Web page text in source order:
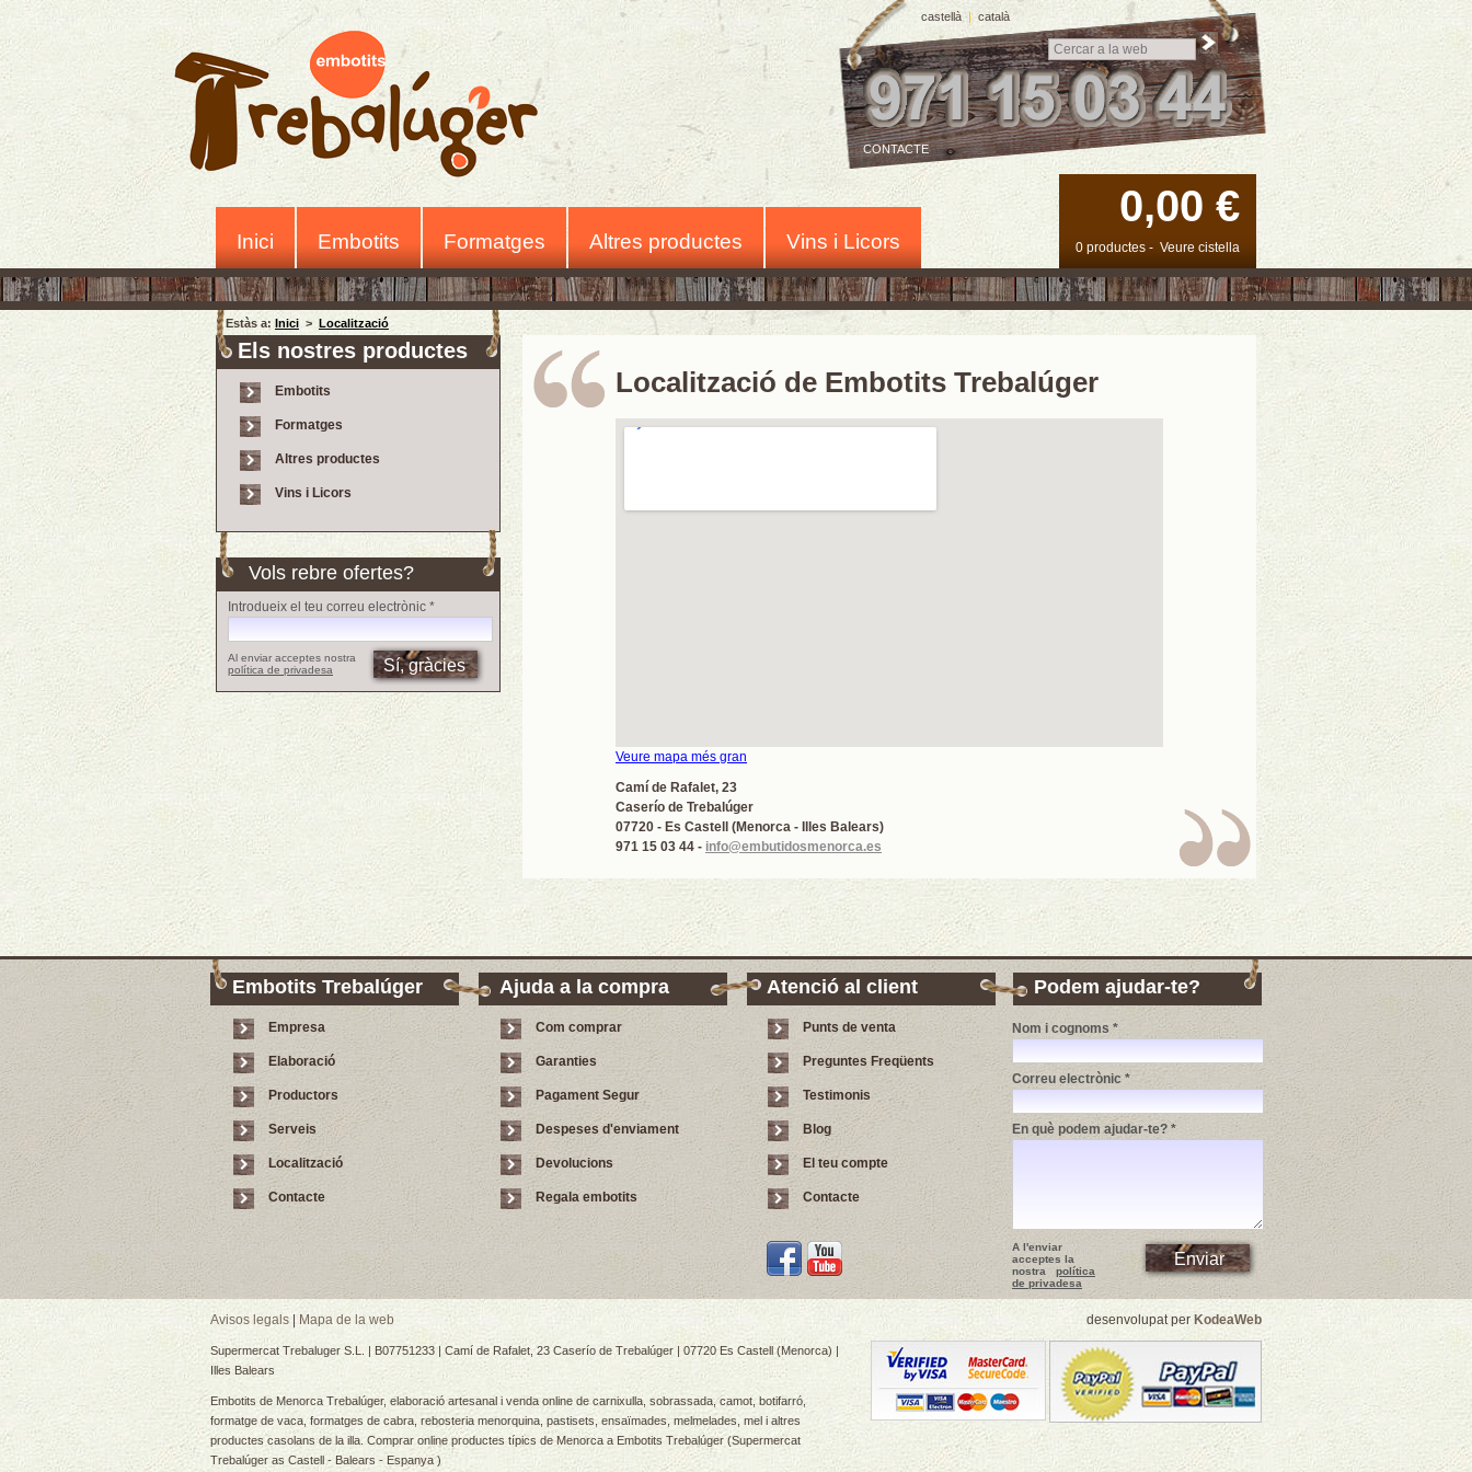
castellà | català
CONTACTE
Inici Embotits Formatges Altres productes Vins i Licors
0,00 €
0 productes - Veure cistella
Estàs a: Inici > Localització
Els nostres productes
Embotits
Formatges
Altres productes
Vins i Licors
Vols rebre ofertes?
Introdueix el teu correu electrònic *
Al enviar acceptes nostra
política de privadesa
Localització de Embotits Trebalúger
Veure mapa més gran
Camí de Rafalet, 23
Caserío de Trebalúger
07720 - Es Castell (Menorca - Illes Balears)
971 15 03 44 - info@embutidosmenorca.es
Embotits Trebalúger
Empresa
Elaboració
Productors
Serveis
Localització
Contacte
Ajuda a la compra
Com comprar
Garanties
Pagament Segur
Despeses d'enviament
Devolucions
Regala embotits
Atenció al client
Punts de venta
Preguntes Freqüents
Testimonis
Blog
El teu compte
Contacte
Podem ajudar-te?
Nom i cognoms *
Correu electrònic *
En què podem ajudar-te? *
A l'enviar
acceptes la
nostra política
de privadesa
Avisos legals Mapa de la web
Supermercat Trebaluger S.L. | B07751233 | Camí de Rafalet, 23 Caserío de Trebalúger | 07720 Es Castell (Menorca) |
Illes Balears
Embotits de Menorca Trebalúger, elaboració artesanal i venda online de carnixulla, sobrassada, camot, botifarró,
formatge de vaca, formatges de cabra, rebosteria menorquina, pastisets, ensaïmades, melmelades, mel i altres
productes casolans de la illa. Comprar online productes típics de Menorca a Embotits Trebalúger (Supermercat
Trebalúger as Castell - Balears - Espanya )
desenvolupat per KodeaWeb